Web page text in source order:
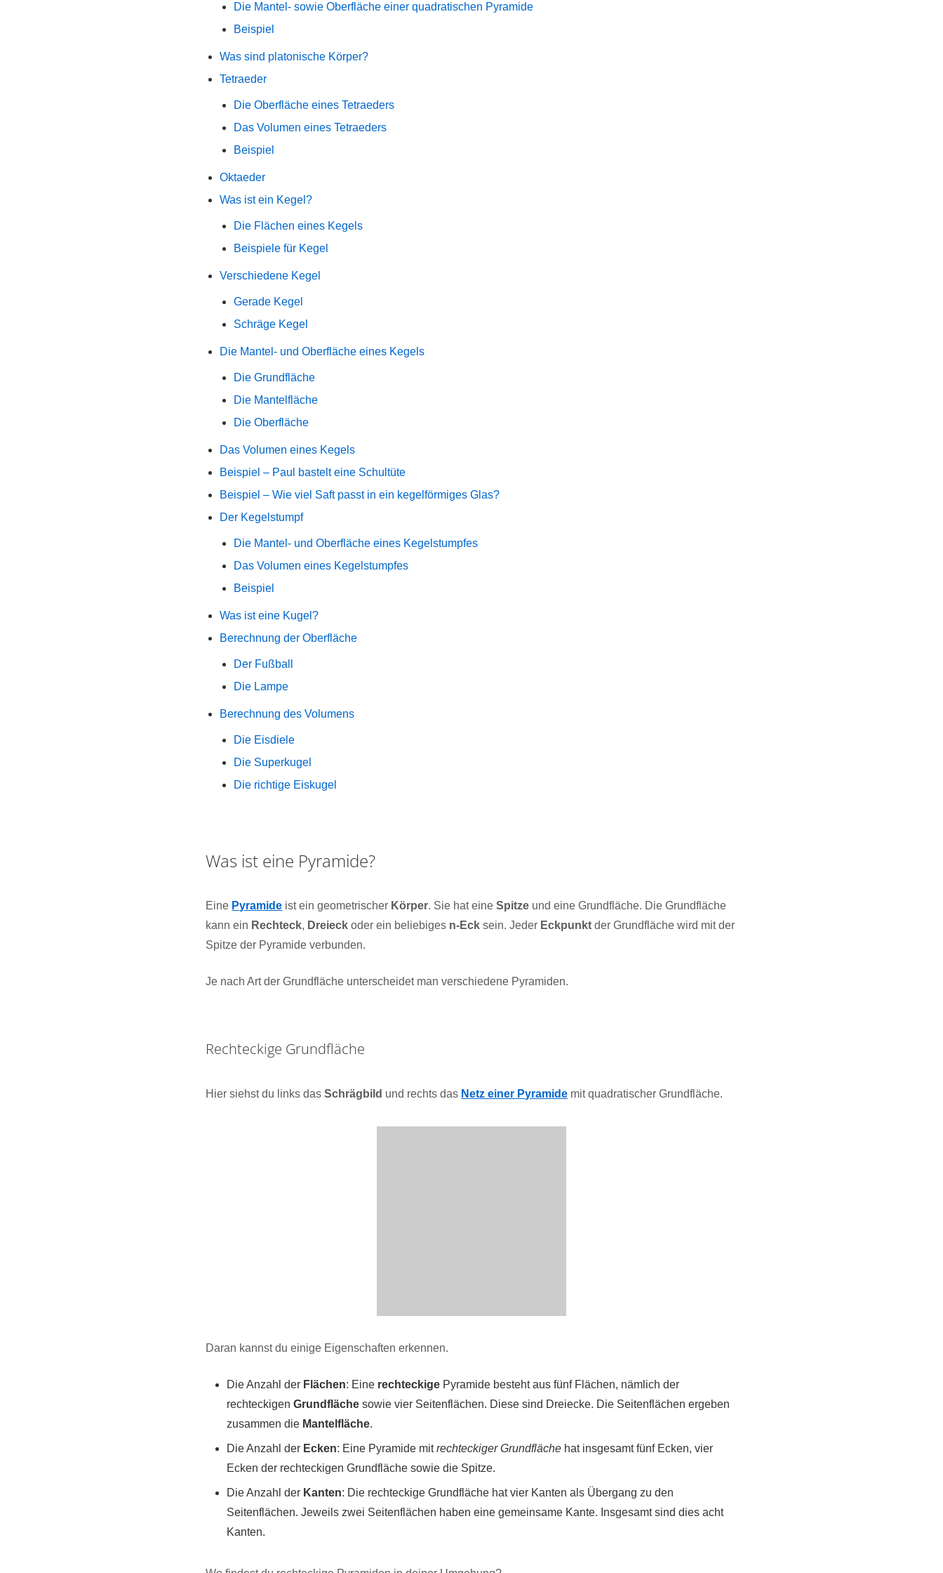
Die Mantel- sowie Oberfläche einer quadratischen Pyramide
Beispiel
Was sind platonische Körper?
Tetraeder
Die Oberfläche eines Tetraeders
Das Volumen eines Tetraeders
Beispiel
Oktaeder
Was ist ein Kegel?
Die Flächen eines Kegels
Beispiele für Kegel
Verschiedene Kegel
Gerade Kegel
Schräge Kegel
Die Mantel- und Oberfläche eines Kegels
Die Grundfläche
Die Mantelfläche
Die Oberfläche
Das Volumen eines Kegels
Beispiel – Paul bastelt eine Schultüte
Beispiel – Wie viel Saft passt in ein kegelförmiges Glas?
Der Kegelstumpf
Die Mantel- und Oberfläche eines Kegelstumpfes
Das Volumen eines Kegelstumpfes
Beispiel
Was ist eine Kugel?
Berechnung der Oberfläche
Der Fußball
Die Lampe
Berechnung des Volumens
Die Eisdiele
Die Superkugel
Die richtige Eiskugel
Was ist eine Pyramide?
Eine Pyramide ist ein geometrischer Körper. Sie hat eineSpitze und eine Grundfläche. Die Grundfläche
kann ein Rechteck, Dreieck oder ein beliebiges n-Eck sein. Jeder Eckpunkt der Grundfläche wird mit der
Spitze der Pyramide verbunden.
Je nach Art der Grundfläche unterscheidet man verschiedene Pyramiden.
Rechteckige Grundfläche
Hier siehst du links dasSchrägbild und rechts das Netz einer Pyramide mit quadratischer Grundfläche.
Daran kannst du einige Eigenschaften erkennen.
Die Anzahl der Flächen: Eine rechteckige Pyramide besteht aus fünf Flächen, nämlich der
rechteckigenGrundfläche sowie vier Seitenflächen. Diese sind Dreiecke. Die Seitenflächen ergeben
zusammen die Mantelfläche.
Die Anzahl der Ecken: Eine Pyramide mitrechteckiger Grundfläche hat insgesamt fünf Ecken, vier
Ecken der rechteckigen Grundfläche sowie die Spitze.
Die Anzahl der Kanten: Die rechteckige Grundfläche hat vier Kanten als Übergang zu den
Seitenflächen. Jeweils zwei Seitenflächen haben eine gemeinsame Kante. Insgesamt sind dies acht
Kanten.